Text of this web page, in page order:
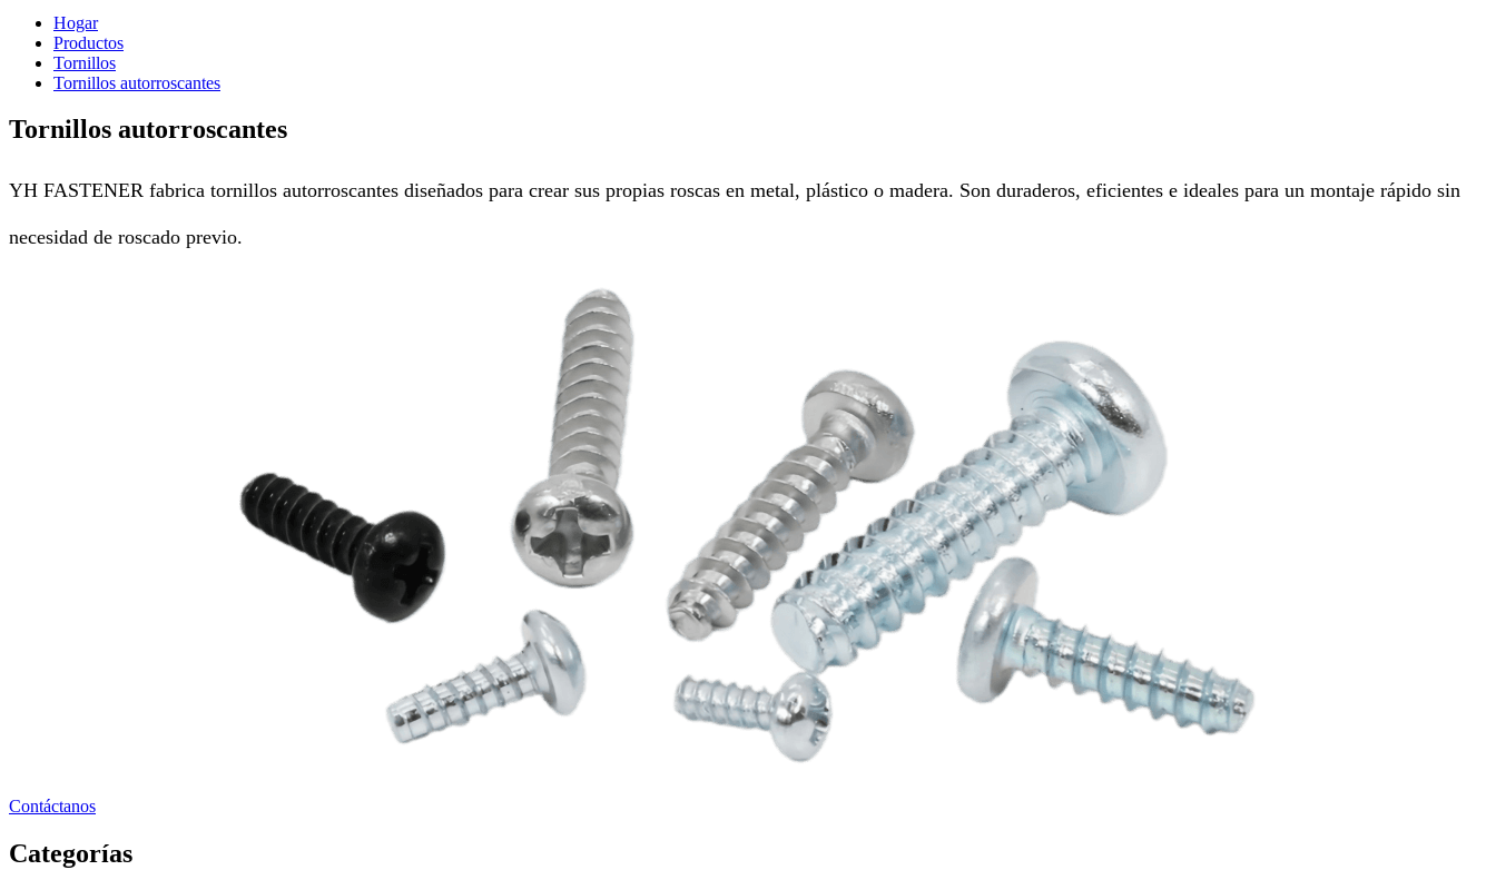
Hogar
Productos
Tornillos
Tornillos autorroscantes
Tornillos autorroscantes
YH FASTENER fabrica tornillos autorroscantes diseñados para crear sus propias roscas en metal, plástico o madera. Son duraderos, eficientes e ideales para un montaje rápido sin
necesidad de roscado previo.
Contáctanos
Categorías